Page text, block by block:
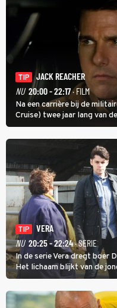
TIP
JACK REACHER
NU 20:00 - 22:17· FILM
Na een carrière bij de
Cruise) twee jaar lang van
uithangt, totdat
TIP
VERA
NU 20:25 - 22:24· SERIE
In de serie Vera dregt boer
Het lichaam blijkt van de
homoseksuele
en verliet het kamp met